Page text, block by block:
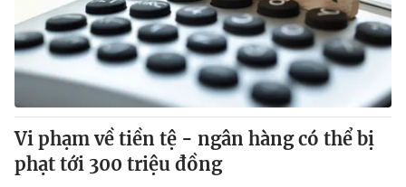
Vi phạm về tiền tệ - ngân hàng có thể bị
phạt tới 300 triệu đồng